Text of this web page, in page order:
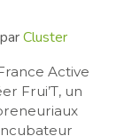
parCluster
Active
Frui’T, un